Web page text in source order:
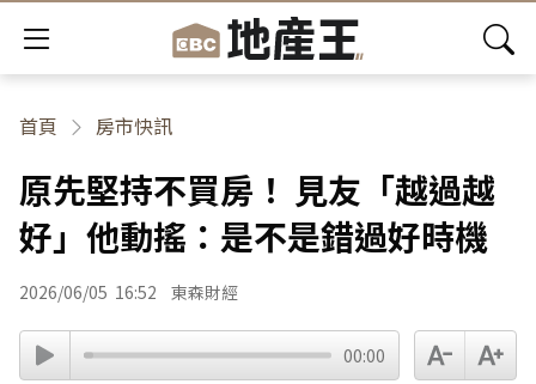
首頁 房市快訊
原先堅持不買房！ 見友「越過越
好」他動搖：是不是錯過好時機
2026/06/05 16:52 東森財經
00:00